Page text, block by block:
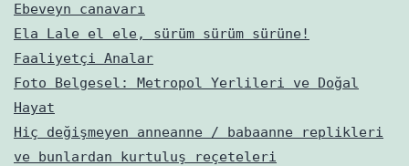
Ebeveyn canavarı
Ela Lale el ele, sürüm sürüm sürüne!
Faaliyetçi Analar
Foto Belgesel: Metropol Yerlileri ve Doğal
Hayat
Hiç değişmeyen anneanne / babaanne replikleri
ve bunlardan kurtuluş reçeteleri